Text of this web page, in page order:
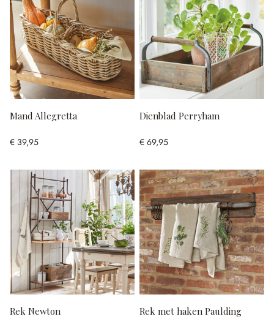
Mand Allegretta
€ 39,95
Dienblad Perryham
€ 69,95
Rek Newton Rek met haken Paulding